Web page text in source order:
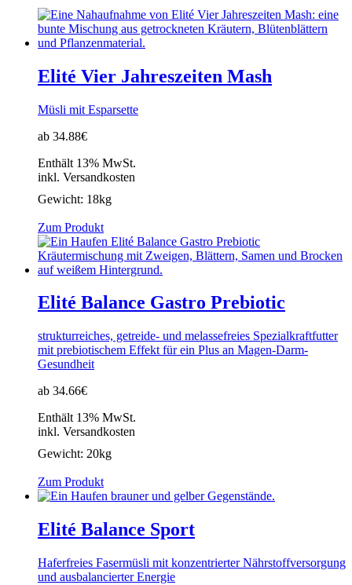
Elité Vier Jahreszeiten Mash
Müsli mit Esparsette
ab 34.88€
Enthält 13% MwSt.
inkl. Versandkosten
Gewicht: 18kg
Zum Produkt
Elité Balance Gastro Prebiotic
strukturreiches, getreide- und melassefreies Spezialkraftfutter
mit prebiotischem Effekt für ein Plus an Magen-Darm-
Gesundheit
ab 34.66€
Enthält 13% MwSt.
inkl. Versandkosten
Gewicht: 20kg
Zum Produkt
Elité Balance Sport
Haferfreies Fasermüsli mit konzentrierter Nährstoffversorgung
und ausbalancierter Energie